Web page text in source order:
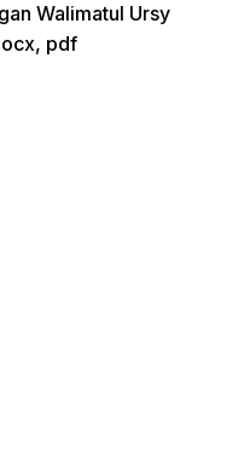
Walimatul Ursy
pdf